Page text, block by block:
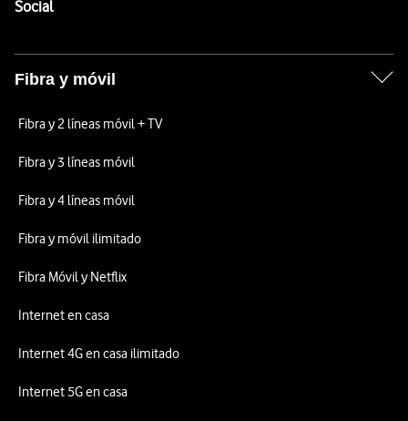
SocialEnlaces a las redes sociales de Vodafone
Fibra y móvil
Fibra y 2 líneas móvil + TV
Fibra y 3 líneas móvil
Fibra y 4 líneas móvil
Fibra y móvil ilimitado
Fibra Móvil y Netflix
Internet en casa
Internet 4G en casa ilimitado
Internet 5G en casa